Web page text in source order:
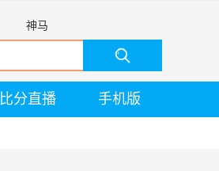
神马
比分直播 手机版